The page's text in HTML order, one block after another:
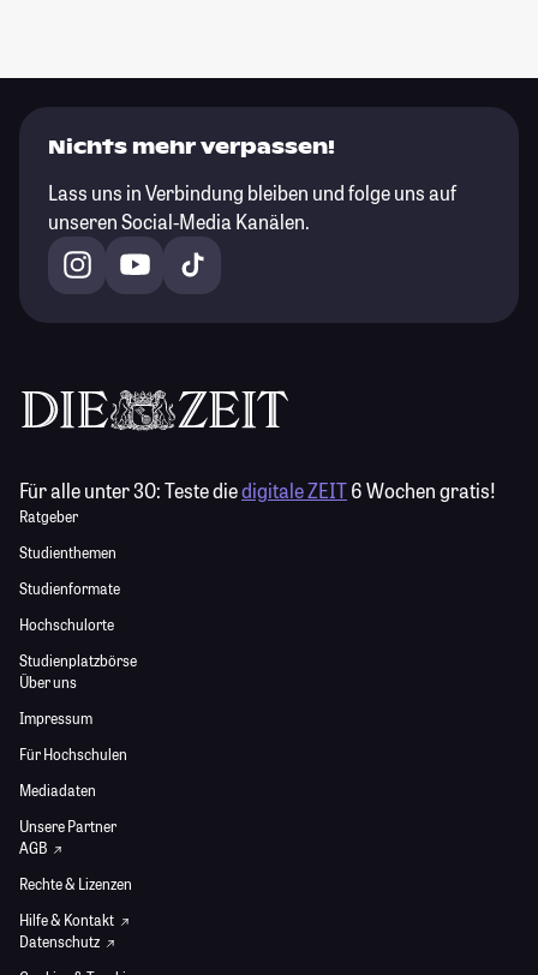
Nichts mehr verpassen!
Lass uns in Verbindung bleiben und folge uns auf
unseren Social-Media Kanälen.
Für alle unter 30:Teste diedigitale ZEIT6 Wochen gratis!
Ratgeber
Studienthemen
Studienformate
Hochschulorte
Studienplatzbörse
Über uns
Impressum
Für Hochschulen
Mediadaten
Unsere Partner
AGB
Rechte & Lizenzen
Hilfe & Kontakt
Datenschutz